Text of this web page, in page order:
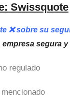
Swissquote
❌ sobre su
segura
regulado